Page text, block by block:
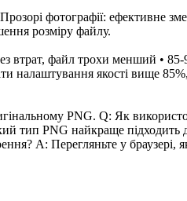
фотографії: ефективне
розміру файлу.
втрат, файл трохи менший • 85-
налаштування якості вище
PNG. Q: Як
тип PNG найкраще підходить
A: Перегляньте у браузері,